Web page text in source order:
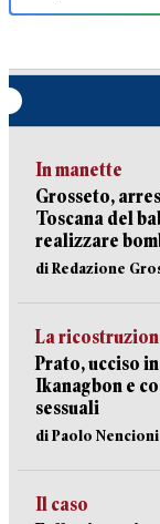
In manette
Grosseto,
Toscana del
realizzare
di Redazione
La
Prato, ucciso
Ikanagbon e
sessuali
di Paolo Nencioni
Il caso